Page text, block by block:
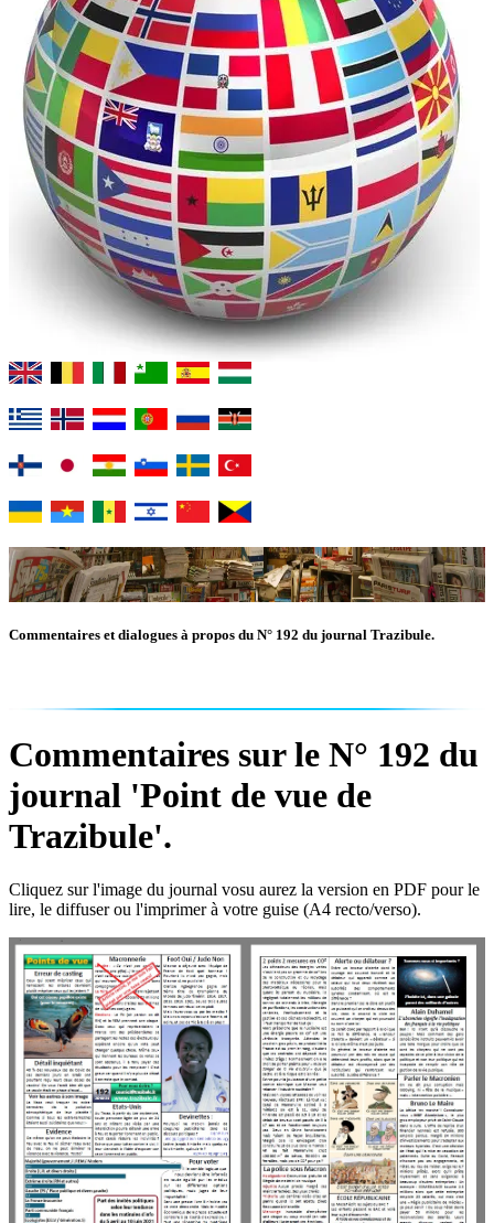
Commentaires et dialogues à propos du N° 192 du journal Trazibule.
Commentaires sur le N° 192 du
journal 'Point de vue de
Trazibule'.
Cliquez sur l'image du journal vosu aurez la version en PDF pour le
lire, le diffuser ou l'imprimer à votre guise (A4 recto/verso).